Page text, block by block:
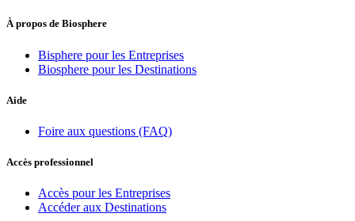
À propos de Biosphere
Bisphere pour les Entreprises
Biosphere pour les Destinations
Aide
Foire aux questions (FAQ)
Accès professionnel
Accès pour les Entreprises
Accéder aux Destinations